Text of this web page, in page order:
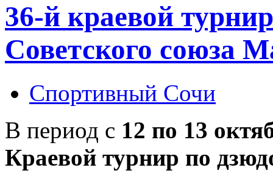
36-й краевой
Советского союза
Спортивный Сочи
В период с 12 по 13
Краевой турнир по